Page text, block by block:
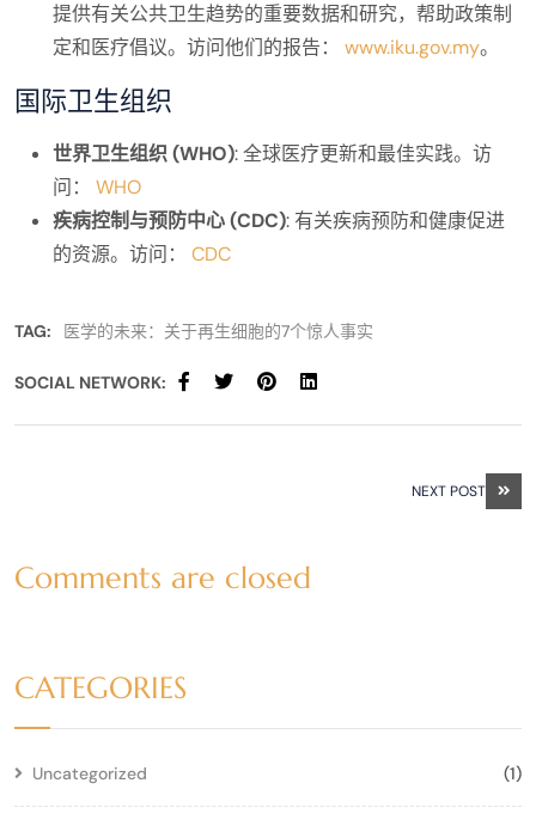
提供有关公共卫生趋势的重要数据和研究，帮助政策制
定和医疗倡议。访问他们的报告： www.iku.gov.my。
国际卫生组织
世界卫生组织 (WHO): 全球医疗更新和最佳实践。访
问： WHO
疾病控制与预防中心 (CDC): 有关疾病预防和健康促进
的资源。访问： CDC
TAG: 医学的未来：关于再生细胞的7个惊人事实
SOCIAL NETWORK:
NEXT POST
Comments are closed
CATEGORIES
Uncategorized (1)